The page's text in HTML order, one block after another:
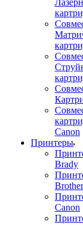
Canon
Принтеры
Brady
Brother
Canon